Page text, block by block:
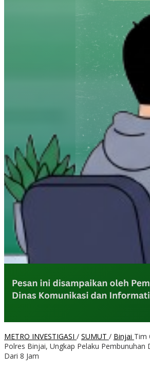
METRO INVESTIGASI / SUMUT / Binjai Tim
Polres Binjai, Ungkap Pelaku Pembunuhan
Dari 8 Jam